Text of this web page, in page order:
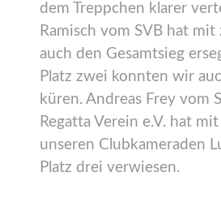
dem Treppchen klarer
Ramisch vom SVB hat mit
auch den Gesamtsieg
Platz zwei konnten wir
küren. Andreas Frey vom
Regatta Verein e.V. hat
unseren Clubkameraden
Platz drei verwiesen.